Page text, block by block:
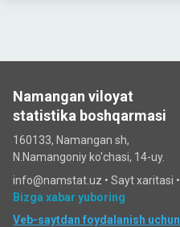
Namangan viloyat
statistika boshqarmasi
160133, Namangan sh,
N.Namangoniy ko'chasi, 14-uy.
info@namstat.uz • Sayt xaritasi •
Bizga xabar yuboring
Veb-saytdan foydalanish uchun